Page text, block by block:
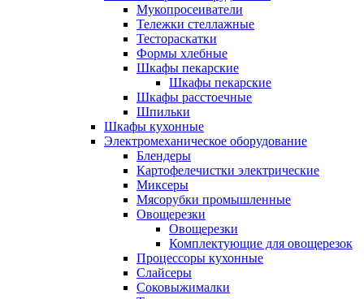
Мукопросеиватели
Тележки стеллажные
Тестораскатки
Формы хлебные
Шкафы пекарские
Шкафы пекарские
Шкафы расстоечные
Шпильки
Шкафы кухонные
Электромеханическое оборудование
Блендеры
Картофелечистки электрические
Миксеры
Мясорубки промышленные
Овощерезки
Овощерезки
Комплектующие для овощерезок
Процессоры кухонные
Слайсеры
Соковыжималки